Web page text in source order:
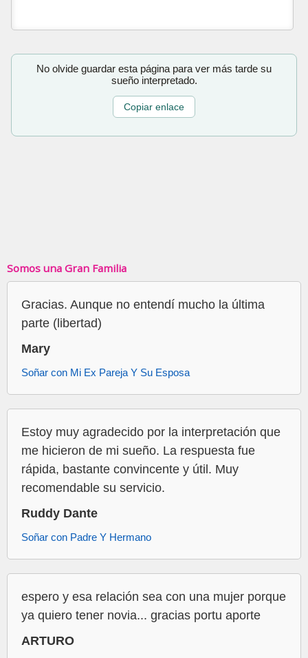
No olvide guardar esta página para ver más tarde su
sueño interpretado.
Copiar enlace
Somos una Gran Familia
Gracias. Aunque no entendí mucho la última
parte (libertad)
Mary
Soñar con Mi Ex Pareja Y Su Esposa
Estoy muy agradecido por la interpretación que
me hicieron de mi sueño. La respuesta fue
rápida, bastante convincente y útil. Muy
recomendable su servicio.
Ruddy Dante
Soñar con Padre Y Hermano
espero y esa relación sea con una mujer porque
ya quiero tener novia... gracias portu aporte
ARTURO